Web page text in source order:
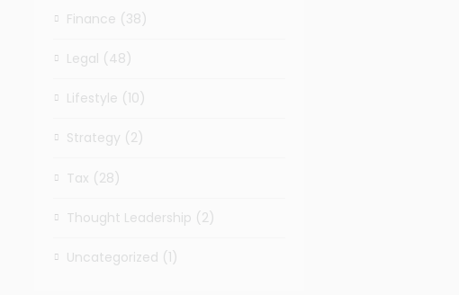
Finance (38)
Legal (48)
Lifestyle (10)
Strategy (2)
Tax (28)
Thought Leadership (2)
Uncategorized (1)